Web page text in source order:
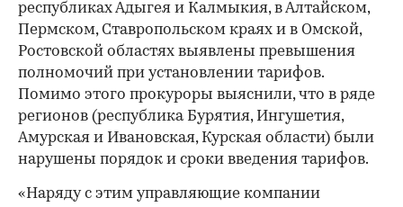
00:00 / 00:00
республиках Адыгея и Калмыкия, в Алтайском,
Пермском, Ставропольском краях и в Омской,
Ростовской областях выявлены превышения
полномочий при установлении тарифов.
Помимо этого прокуроры выяснили, что в ряде
регионов (республика Бурятия, Ингушетия,
Амурская и Ивановская, Курская области) были
нарушены порядок и сроки введения тарифов.
«Наряду с этим управляющие компании